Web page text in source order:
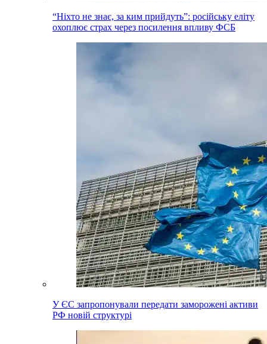
“Ніхто не знає, за ким прийдуть”: російську еліту
охоплює страх через посилення впливу ФСБ
У ЄС запропонували передати заморожені активи
РФ новій структурі